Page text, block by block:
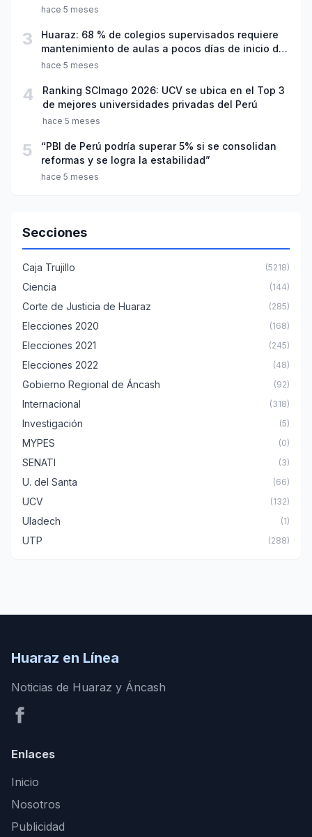
hace 5 meses
3
Huaraz: 68 % de colegios supervisados requiere
mantenimiento de aulas a pocos días de inicio del
año escolar 2026
hace 5 meses
4
Ranking SCImago 2026: UCV se ubica en el Top 3
de mejores universidades privadas del Perú
hace 5 meses
5
“PBI de Perú podría superar 5% si se consolidan
reformas y se logra la estabilidad”
hace 5 meses
Secciones
Caja Trujillo (5218)
Ciencia (144)
Corte de Justicia de Huaraz (285)
Elecciones 2020 (168)
Elecciones 2021 (245)
Elecciones 2022 (48)
Gobierno Regional de Áncash (92)
Internacional (318)
Investigación (5)
MYPES (0)
SENATI (3)
U. del Santa (66)
UCV (132)
Uladech (1)
UTP (288)
Huaraz en Línea
Noticias de Huaraz y Áncash
Enlaces
Inicio
Nosotros
Publicidad